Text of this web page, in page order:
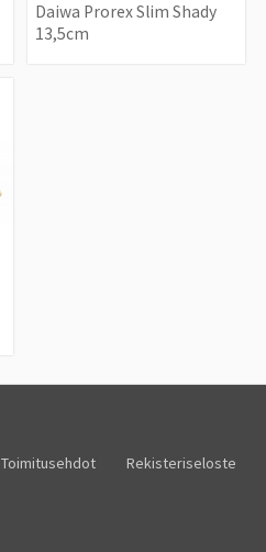
Daiwa Prorex Slim Shady
13,5cm
Toimitusehdot
Rekisteriseloste